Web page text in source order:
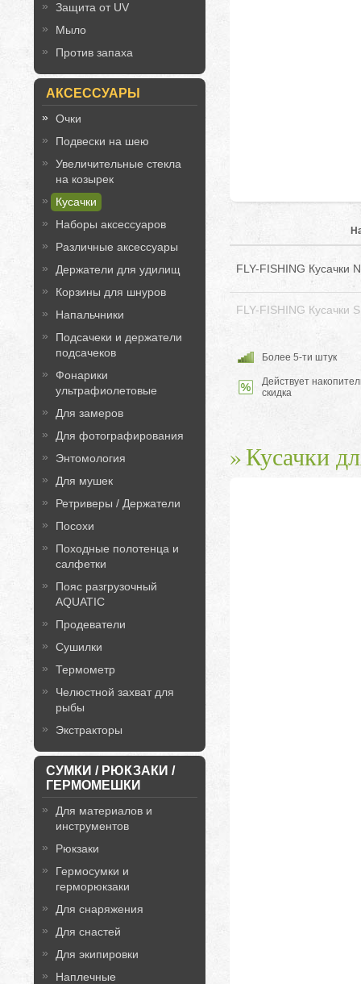
Защита от UV
Мыло
Против запаха
АКСЕССУАРЫ
Очки
Подвески на шею
Увеличительные стекла
на козырек
Кусачки
Наборы аксессуаров
Различные аксессуары
Держатели для удилищ
Корзины для шнуров
Напальчники
Подсачеки и держатели
подсачеков
Фонарики
ультрафиолетовые
Для замеров
Для фотографирования
Энтомология
Для мушек
Ретриверы / Держатели
Посохи
Походные полотенца и
салфетки
Пояс разгрузочный
AQUATIC
Продеватели
Сушилки
Термометр
Челюстной захват для
рыбы
Экстракторы
СУМКИ / РЮКЗАКИ /
ГЕРМОМЕШКИ
Для материалов и
инструментов
Рюкзаки
Гермосумки и
герморюкзаки
Для снаряжения
Для снастей
Для экипировки
Наплечные
FLY-FISHING Кусачки
FLY-FISHING Кусачки
Более 5-ти штук
Действует
скидка
Кусачки